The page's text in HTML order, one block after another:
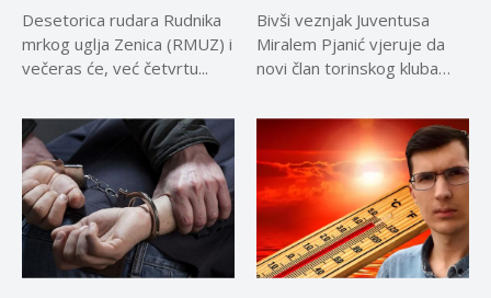
Desetorica rudara Rudnika
mrkog uglja Zenica (RMUZ) i
večeras će, već četvrtu...
Bivši veznjak Juventusa
Miralem Pjanić vjeruje da
novi član torinskog kluba